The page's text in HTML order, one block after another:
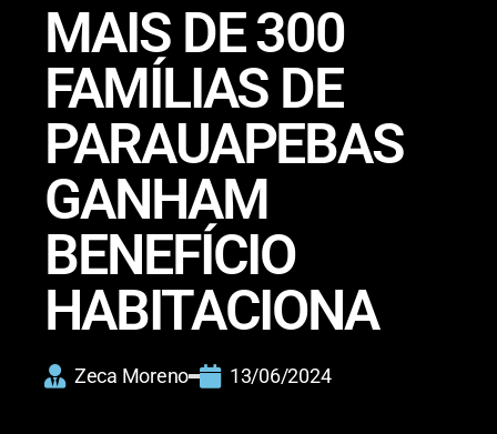
MAIS DE 300
FAMÍLIAS DE
PARAUAPEBAS
GANHAM
BENEFÍCIO
HABITACIONA
Zeca Moreno 13/06/2024